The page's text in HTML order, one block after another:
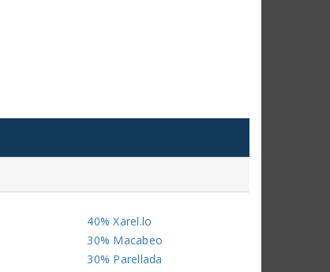
40% Xarel.lo
30% Macabeo
30% Parellada